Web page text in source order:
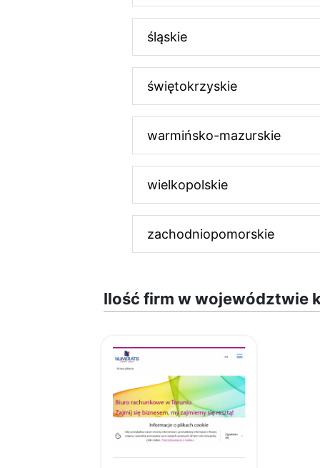
śląskie
świętokrzyskie
warmińsko-mazurskie
wielkopolskie
zachodniopomorskie
Ilość firm w województwie